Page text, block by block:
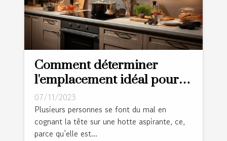
Comment déterminer
l'emplacement idéal pour
une hotte aspirante ?
07/11/2023
Plusieurs personnes se font du mal en
cognant la tête sur une hotte aspirante, ce,
parce qu’elle est...